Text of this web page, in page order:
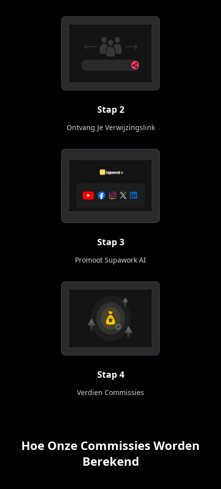
Stap 2
Ontvang Je Verwijzingslink
Stap 3
Promoot Supawork AI
Stap 4
Verdien Commissies
Hoe Onze Commissies Worden
Berekend